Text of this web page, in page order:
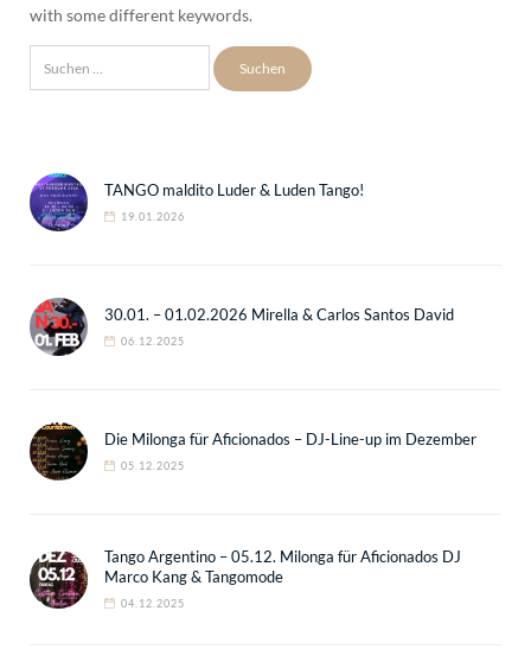
with some different keywords.
TANGO maldito Luder & Luden Tango!
19.01.2026
30.01. – 01.02.2026 Mirella & Carlos Santos David
06.12.2025
Die Milonga für Aficionados – DJ-Line-up im Dezember
05.12.2025
Tango Argentino – 05.12. Milonga für Aficionados DJ
Marco Kang & Tangomode
04.12.2025